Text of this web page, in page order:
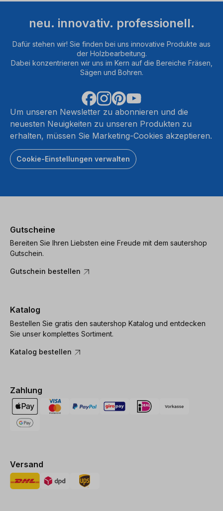
neu. innovativ. professionell.
Dafür stehen wir! Sie finden bei uns innovative Produkte aus
der Holzbearbeitung.
Dabei konzentrieren wir uns im Kern auf die Bereiche Fräsen,
Sägen und Bohren.
Um unseren Newsletter zu abonnieren und die
neuesten Neuigkeiten zu unseren Produkten zu
erhalten, müssen Sie Marketing-Cookies akzeptieren.
Cookie-Einstellungen verwalten
Gutscheine
Bereiten Sie Ihren Liebsten eine Freude mit dem sautershop
Gutschein.
Gutschein bestellen
Katalog
Bestellen Sie gratis den sautershop Katalog und entdecken
Sie unser komplettes Sortiment.
Katalog bestellen
Zahlung
Versand